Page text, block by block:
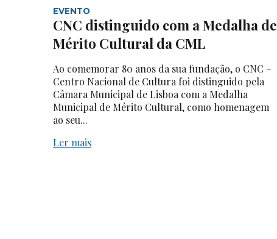
EVENTO
CNC distinguido com a Medalha de
Mérito Cultural da CML
Ao comemorar 80 anos da sua fundação, o CNC –
Centro Nacional de Cultura foi distinguido pela
Câmara Municipal de Lisboa com a Medalha
Municipal de Mérito Cultural, como homenagem
ao seu...
Ler mais